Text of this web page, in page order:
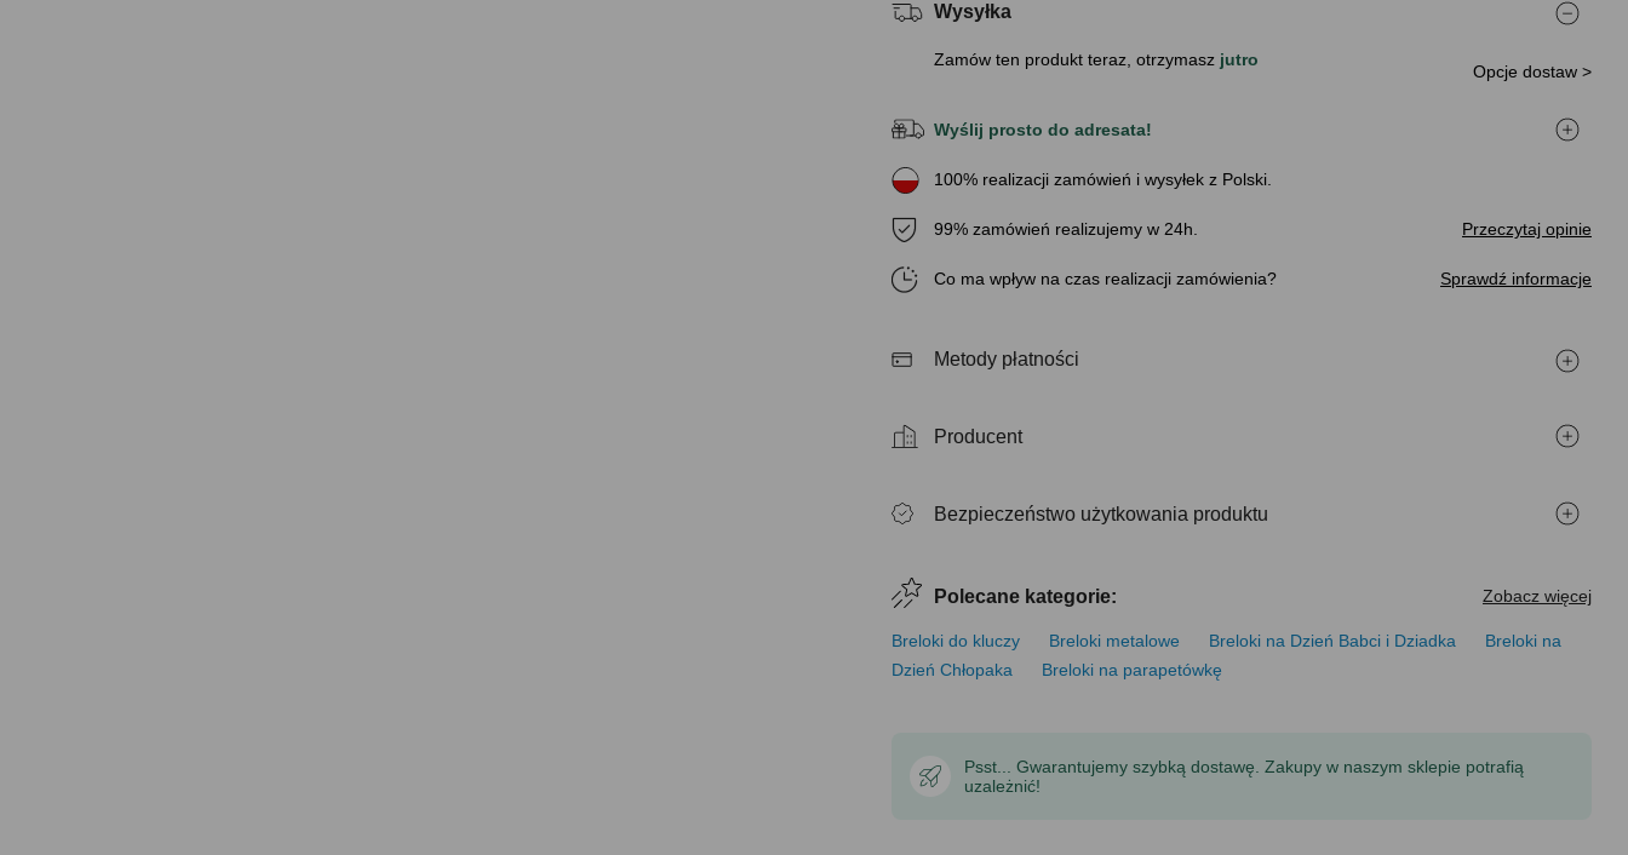
Wysyłka
Zamów ten produkt teraz, otrzymasz jutro
Opcje dostaw >
Wyślij prosto do adresata!
100% realizacji zamówień i wysyłek z Polski.
99% zamówień realizujemy w 24h. Przeczytaj opinie
Co ma wpływ na czas realizacji zamówienia Sprawdź informacje
Metody płatności
Producent
Bezpieczeństwo użytkowania produktu
Polecane kategorie: Zobacz więcej
Breloki do kluczy Breloki metalowe Breloki na Dzień Babci i Dziadka
Breloki na
Dzień Chłopaka
Breloki na parapetówkę
Psst... Gwarantujemy szybką dostawę. Zakupy w naszym sklepie potrafią
uzależnić!